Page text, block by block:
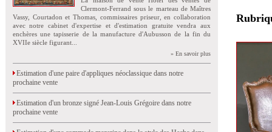
Clermont-Ferrand sous le marteau de Maîtres
Vassy, Courtadon et Thomas, commissaires priseur, en collaboration
avec notre cabinet d'expertise et d'estimation gratuite vendra aux
enchères une tapisserie de la manufacture d'Aubusson de la fin du
XVIIe siècle figurant...
» En savoir plus
Estimation d'une paire d'appliques néoclassique dans notre
prochaine vente
Estimation d'un bronze signé Jean-Louis Grégoire dans notre
prochaine vente